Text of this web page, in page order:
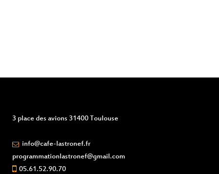
3 place des avions 31400 Toulouse
info@cafe-lastronef.fr
programmationlastronef@gmail.com
05.61.52.90.70